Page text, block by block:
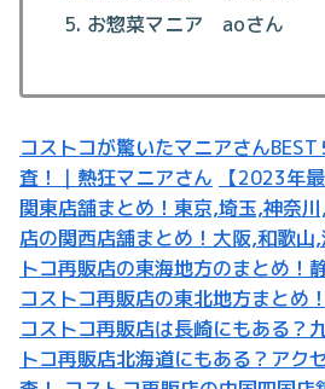
お惣菜マニア aoさん
コストコが驚いたマニアさん
査！｜熱狂マニアさん
【2023年
関東店舗まとめ！東京,埼玉,神奈
店の関西店舗まとめ！大阪,和歌山
トコ再販店の東海地方のまとめ！
コストコ再販店の東北地方まとめ
コストコ再販店は長崎にもある？
トコ再販店北海道にもある？アク